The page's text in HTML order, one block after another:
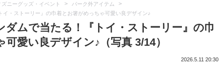
ズニーグッズ・イベント > パーク外アイテム >
イ・ストーリー』の巾着とお箸がめっちゃ可愛い良デザイン♪
ダムで当たる！『トイ・ストーリー』の巾
愛い良デザイン♪（写真 3/14）
2026.5.11 20:30